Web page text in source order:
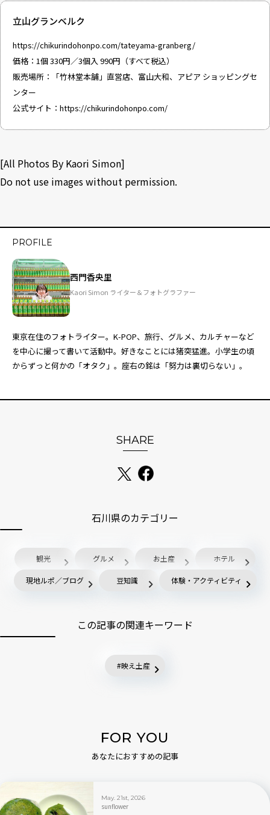
立山グランベルク
https://chikurindohonpo.com/tateyama-granberg/
価格：1個 330円／3個入 990円（すべて税込）
販売場所：「竹林堂本舗」直営店、富山大和、アピア ショッピングセ
ンター
公式サイト： https://chikurindohonpo.com/
[All Photos By Kaori Simon]
Do not use images without permission.
PROFILE
西門香央里
Kaori Simon ライター＆フォトグラファー
東京在住のフォトライター。K-POP、旅行、グルメ、カルチャーなど
を中心に撮って書いて活動中。好きなことには猪突猛進。小学生の頃
からずっと何かの「オタク」。座右の銘は「努力は裏切らない」。
SHARE
石川県のカテゴリー
観光 グルメ お土産 ホテル
現地ルポ／ブログ 豆知識 体験・アクティビティ
この記事の関連キーワード
映え土産
FOR YOU
あなたにおすすめの記事
May. 21st, 2026
sunflower